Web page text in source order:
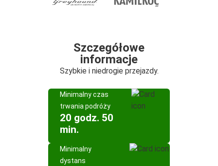
Szczegółowe
informacje
Szybkie i niedrogie przejazdy.
Minimalny czas
trwania podróży
20 godz. 50
min.
Minimalny
dystans